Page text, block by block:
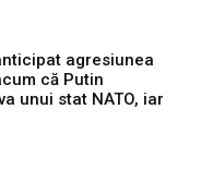
agresiunea
că Putin
unui stat NATO, iar